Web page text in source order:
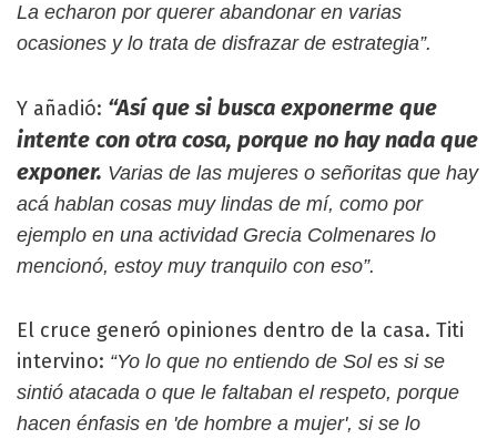
La echaron por querer abandonar en varias
ocasiones y lo trata de disfrazar de estrategia”.
Y añadió: “Así que si busca exponerme que
intente con otra cosa, porque no hay nada que
exponer. Varias de las mujeres o señoritas que hay
acá hablan cosas muy lindas de mí, como por
ejemplo en una actividad Grecia Colmenares lo
mencionó, estoy muy tranquilo con eso”.
El cruce generó opiniones dentro de la casa. Titi
intervino: “Yo lo que no entiendo de Sol es si se
sintió atacada o que le faltaban el respeto, porque
hacen énfasis en 'de hombre a mujer', si se lo